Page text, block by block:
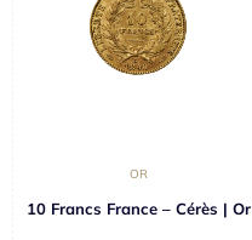
OR
10 Francs France – Cérès | Or